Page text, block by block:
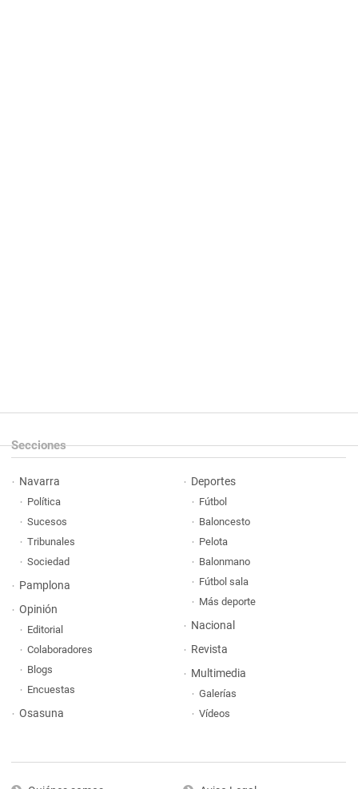
Secciones
Navarra
Política
Sucesos
Tribunales
Sociedad
Pamplona
Opinión
Editorial
Colaboradores
Blogs
Encuestas
Osasuna
Deportes
Fútbol
Baloncesto
Pelota
Balonmano
Fútbol sala
Más deporte
Nacional
Revista
Multimedia
Galerías
Vídeos